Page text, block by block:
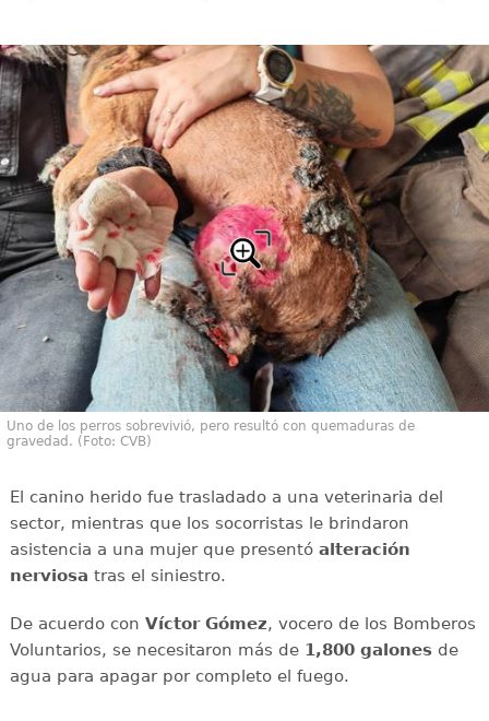
Uno de los perros sobrevivió, pero resultó con quemaduras de
gravedad. (Foto: CVB)
El canino herido fue trasladado a una veterinaria del
sector, mientras que los socorristas le brindaron
asistencia a una mujer que presentó alteración
nerviosa tras el siniestro.
De acuerdo con Víctor Gómez, vocero de los Bomberos
Voluntarios, se necesitaron más de 1,800 galonesde
agua para apagar por completo el fuego.